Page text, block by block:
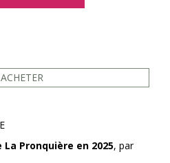
Pronquière en 2025, par